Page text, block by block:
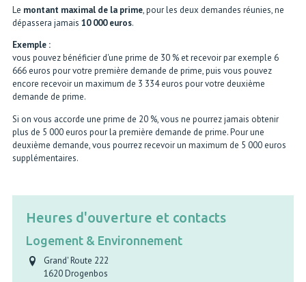
Le montant maximal de la prime, pour les deux demandes réunies, ne
dépassera jamais 10 000 euros.
Exemple :
vous pouvez bénéficier d'une prime de 30 % et recevoir par exemple 6
666 euros pour votre première demande de prime, puis vous pouvez
encore recevoir un maximum de 3 334 euros pour votre deuxième
demande de prime.
Si on vous accorde une prime de 20 %, vous ne pourrez jamais obtenir
plus de 5 000 euros pour la première demande de prime. Pour une
deuxième demande, vous pourrez recevoir un maximum de 5 000 euros
supplémentaires.
Heures d'ouverture et contacts
Logement & Environnement
Grand' Route 222
1620Drogenbos